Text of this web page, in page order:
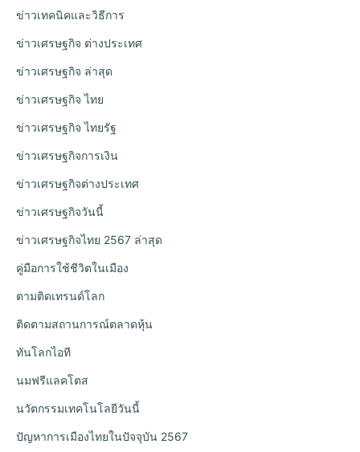
ข่าวเทคนิคและวิธีการ
ข่าวเศรษฐกิจ ต่างประเทศ
ข่าวเศรษฐกิจ ล่าสุด
ข่าวเศรษฐกิจ ไทย
ข่าวเศรษฐกิจ ไทยรัฐ
ข่าวเศรษฐกิจการเงิน
ข่าวเศรษฐกิจต่างประเทศ
ข่าวเศรษฐกิจวันนี้
ข่าวเศรษฐกิจไทย 2567 ล่าสุด
คู่มือการใช้ชีวิตในเมือง
ตามติดเทรนด์โลก
ติดตามสถานการณ์ตลาดหุ้น
ทันโลกไอที
นมฟรีแลคโตส
นวัตกรรมเทคโนโลยีวันนี้
ปัญหาการเมืองไทยในปัจจุบัน 2567